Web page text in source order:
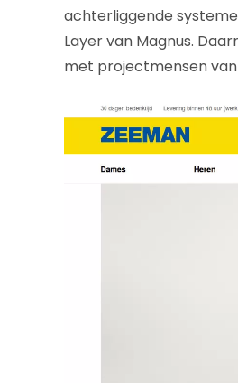
achterliggende
Layer van Magnus.
met projectmensen